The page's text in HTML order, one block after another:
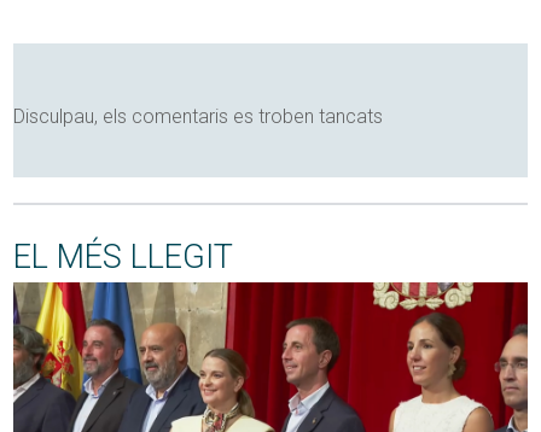
Disculpau, els comentaris es troben tancats
EL MÉS LLEGIT